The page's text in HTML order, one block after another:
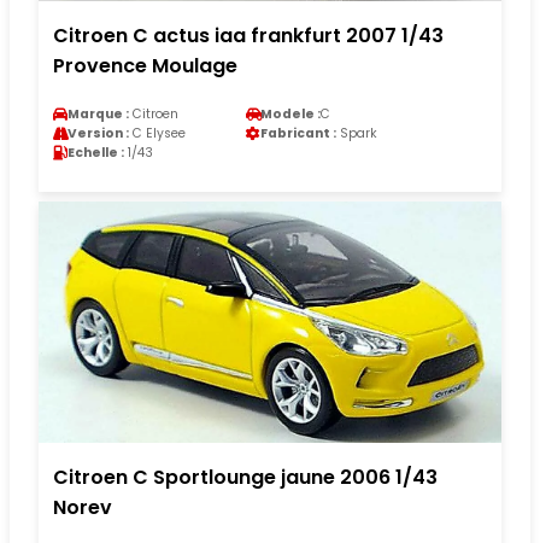
Citroen C actus iaa frankfurt 2007 1/43
Provence Moulage
Marque : Citroen Modele :C
Version : C Elysee Fabricant : Spark
Echelle : 1/43
Citroen C Sportlounge jaune 2006 1/43
Norev